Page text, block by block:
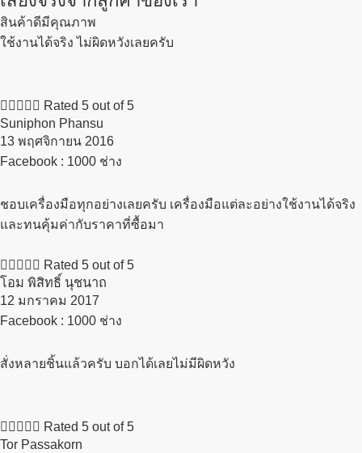
สินค้าดีมีคุณภาพ
ใช้งานได้จริง ไม่ผิดหวังเลยครับ
     Rated 5 out of 5
Suniphon Phansu
13 พฤศจิกายน 2016​
Facebook : 1000 ช่าง
ชอบเครื่องมือทุกอย่างเลยครับ เครื่องมือแต่ละอย่างใช้งานได้จริง
และทนคุ้มค่ากับราคาที่ซื้อมา
     Rated 5 out of 5
โอม พิสิทธิ์ นุชนาถ
12 มกราคม 2017​
Facebook : 1000 ช่าง
สั่งหลายชิ้นแล้วครับ บอกได้เลยไม่มีผิดหวัง
     Rated 5 out of 5
Tor Passakorn